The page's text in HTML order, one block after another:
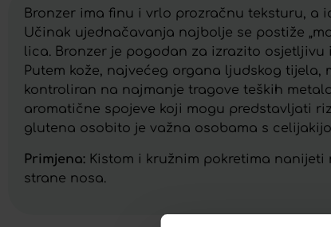
Bronzer ima finu i vrlo prozračnu teksturu,
Učinak ujednačavanja najbolje se postiže
lica. Bronzer je pogodan za izrazito osjetljivu
Putem kože, najvećeg organa ljudskog
kontroliran na najmanje tragove teških
aromatične spojeve koji mogu predstavljati
glutena osobito je važna osobama s
Primjena: Kistom i kružnim pokretima
strane nosa.